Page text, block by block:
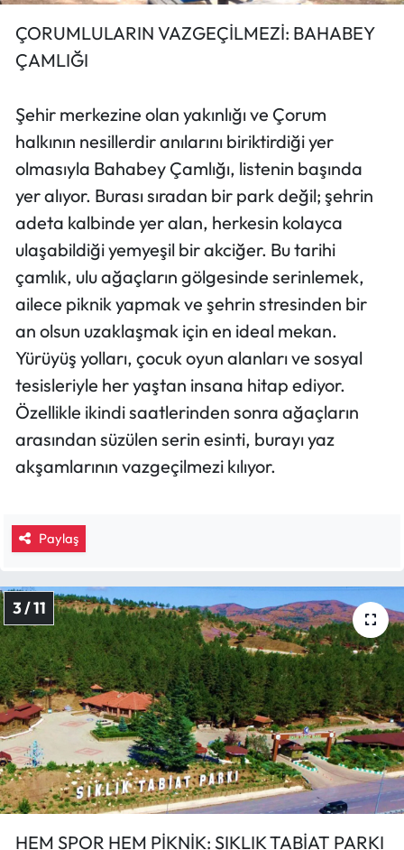
ÇORUMLULARIN VAZGEÇİLMEZİ: BAHABEY
ÇAMLIĞI
Şehir merkezine olan yakınlığı ve Çorum
halkının nesillerdir anılarını biriktirdiği yer
olmasıyla Bahabey Çamlığı, listenin başında
yer alıyor. Burası sıradan bir park değil; şehrin
adeta kalbinde yer alan, herkesin kolayca
ulaşabildiği yemyeşil bir akciğer. Bu tarihi
çamlık, ulu ağaçların gölgesinde serinlemek,
ailece piknik yapmak ve şehrin stresinden bir
an olsun uzaklaşmak için en ideal mekan.
Yürüyüş yolları, çocuk oyun alanları ve sosyal
tesisleriyle her yaştan insana hitap ediyor.
Özellikle ikindi saatlerinden sonra ağaçların
arasından süzülen serin esinti, burayı yaz
akşamlarının vazgeçilmezi kılıyor.
Paylaş
3 / 11
HEM SPOR HEM PİKNİK: SIKLIK TABİAT PARKI